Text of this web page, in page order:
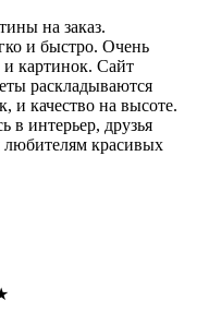
на заказ.
и быстро. Очень
картинок. Сайт
раскладываются
и качество на высоте.
в интерьер, друзья
красивых